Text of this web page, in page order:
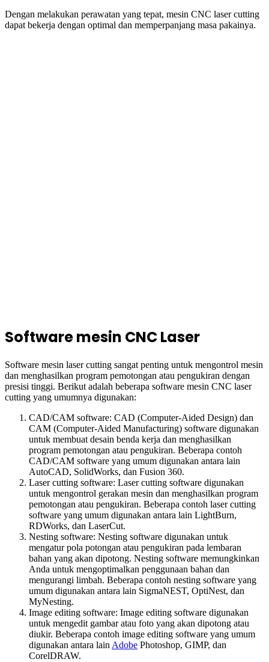
Dengan melakukan perawatan yang tepat, mesin CNC laser cutting
dapat bekerja dengan optimal dan memperpanjang masa pakainya.
Software mesin CNC Laser
Software mesin laser cutting sangat penting untuk mengontrol mesin
dan menghasilkan program pemotongan atau pengukiran dengan
presisi tinggi. Berikut adalah beberapa software mesin CNC laser
cutting yang umumnya digunakan:
CAD/CAM software: CAD (Computer-Aided Design) dan
CAM (Computer-Aided Manufacturing) software digunakan
untuk membuat desain benda kerja dan menghasilkan
program pemotongan atau pengukiran. Beberapa contoh
CAD/CAM software yang umum digunakan antara lain
AutoCAD, SolidWorks, dan Fusion 360.
Laser cutting software: Laser cutting software digunakan
untuk mengontrol gerakan mesin dan menghasilkan program
pemotongan atau pengukiran. Beberapa contoh laser cutting
software yang umum digunakan antara lain LightBurn,
RDWorks, dan LaserCut.
Nesting software: Nesting software digunakan untuk
mengatur pola potongan atau pengukiran pada lembaran
bahan yang akan dipotong. Nesting software memungkinkan
Anda untuk mengoptimalkan penggunaan bahan dan
mengurangi limbah. Beberapa contoh nesting software yang
umum digunakan antara lain SigmaNEST, OptiNest, dan
MyNesting.
Image editing software: Image editing software digunakan
untuk mengedit gambar atau foto yang akan dipotong atau
diukir. Beberapa contoh image editing software yang umum
digunakan antara lain Adobe Photoshop, GIMP, dan
CorelDRAW.